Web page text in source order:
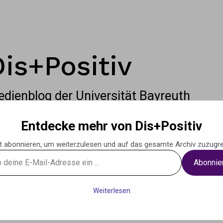
der Universität Bayreuth
Podcasts Musik
Entdecke mehr von Dis+Positiv
abonnieren, um weiterzulesen und auf das gesamte Archiv
Weiterlesen